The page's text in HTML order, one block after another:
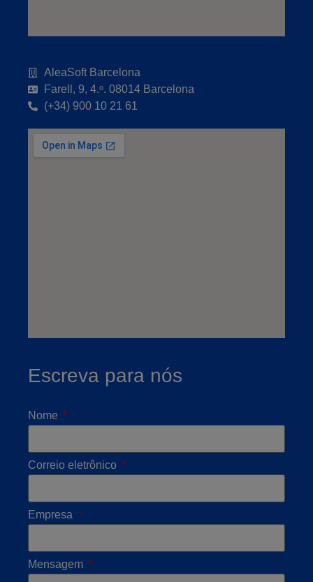
AleaSoft Barcelona
Farell, 9, 4.ᵒ. 08014 Barcelona
(+34) 900 10 21 61
Escreva para nós
Nome
Correio eletrônico
Empresa
Mensagem